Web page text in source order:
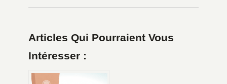
Articles Qui Pourraient Vous
Intéresser :